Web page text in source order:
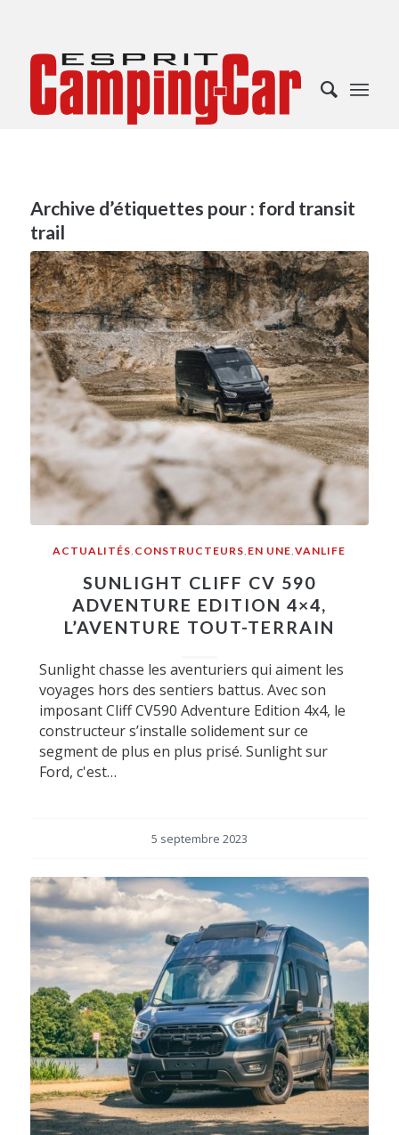
Archive d’étiquettes pour : ford transit
trail
ACTUALITÉS CONSTRUCTEURS EN UNE ,VANLIFE
SUNLIGHT CLIFF CV 590
ADVENTURE EDITION 4×4,
L’AVENTURE TOUT-TERRAIN
Sunlight chasse les aventuriers qui aiment les
voyages hors des sentiers battus. Avec son
imposant Cliff CV590 Adventure Edition 4x4, le
constructeur s’installe solidement sur ce
segment de plus en plus prisé. Sunlight sur
Ford, c'est…
5 septembre 2023